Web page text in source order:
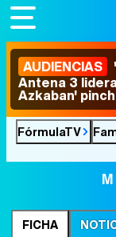
AUDIENCIAS
Antena 3
Azkaban'
FórmulaTV
FICHA